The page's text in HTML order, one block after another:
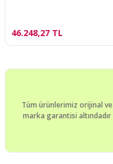
46.248,27 TL
Tüm ürünlerimiz orijinal ve
marka garantisi altındadır